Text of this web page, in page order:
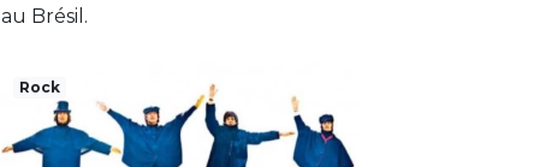
au Brésil.
Rock